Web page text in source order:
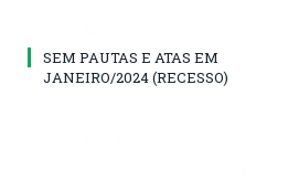
SEM PAUTAS E ATAS EM
JANEIRO/2024 (RECESSO)